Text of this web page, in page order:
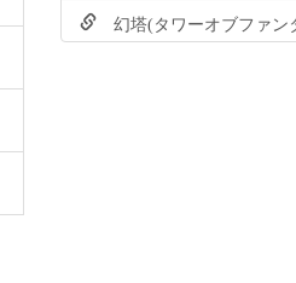
幻塔(タワーオブファン